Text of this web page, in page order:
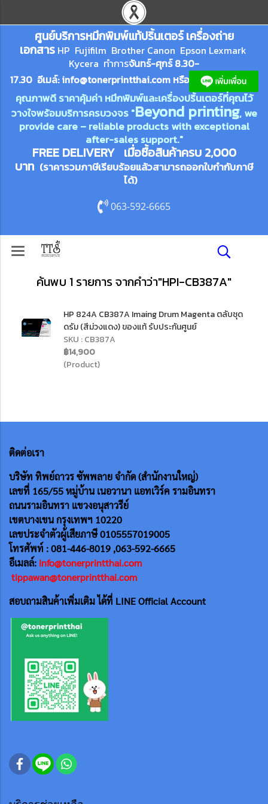
ศูนย์บริการหมึกพิมพ์แท้ปริ้นเตอร์ เครื่องถ่าย
เอกสาร HP Fujifilm Brother Canon Epson Lexmark
Kycera ทำการจันทร์-ศุกร์ 8.30-
17.30 อีเมล์:info@tonerprintthai.com หรือ
คุณภาพดี ราคาคุ้มค่า หมึกพิมพ์และเครื่องปริ้นเตอร์ที่คุณไว้
วางใจพร้อมบริการครบวงจร "Beyond printing, we
provide care – reliable products with exceptional
after-sales support."
FREE DELIVERY เมื่อซื้อสินค้าครบ 2,000
บาท (ราคารวมภาษีเรียบร้อยแล้วสามารถออกใบกำกับภาษี
ได้)
063-592-6665
ค้นพบ 1 รายการ จากคำว่า"HPI-CB387A"
HP 824A CB387A Imaing Drum Magenta ตลับชุด
ดรัม (สีม่วงแดง) ของแท้ รับประกันศูนย์
SKU : CB387A
฿14,900
(Product)
ติดต่อเรา
บริษัท ทิพย์ถาวร ซัพพลาย จำกัด (สำนักงานใหญ่)
เลขที่ 165/55หมู่บ้าน เนอวานา แอทเวิร์ค รามอินทรา
ถนนรามอินทรา แขวงอนุสาวรีย์
เขตบางเขน กรุงเทพฯ 10220
เลขประจำตัวผู้เสียภาษี 0105557019005
โทรศัพท์ : 081-446-8019 ,063-592-6665
อีเมลล์: info@tonerprintthai.com
tippawan@tonerprintthai.com
สอบถามสินค้าเพิ่มเติม ได้ที่ LINE Official Account